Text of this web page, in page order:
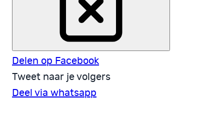
Delen op Facebook
Tweet naar je volgers
Deel via whatsapp